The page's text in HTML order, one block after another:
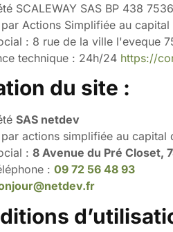
SCALEWAY SAS BP 438
Actions Simplifiée au
: 8 rue de la ville l'eveque
technique : 24h/24 https://
du site :
SAS netdev
actions simplifiée au capital
: 8 Avenue du Pré Closet,
: 09 72 56 48 93